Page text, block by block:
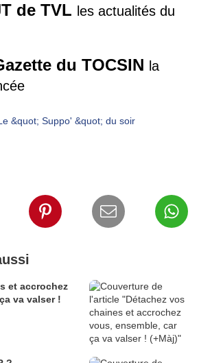
de TVL les actualités du
du TOCSIN la
et accrochez
va valser !